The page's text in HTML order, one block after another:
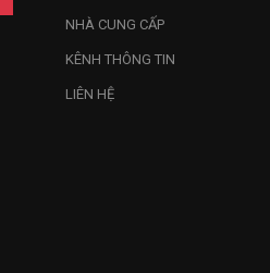
NHÀ CUNG CẤP
KÊNH THÔNG TIN
LIÊN HỆ